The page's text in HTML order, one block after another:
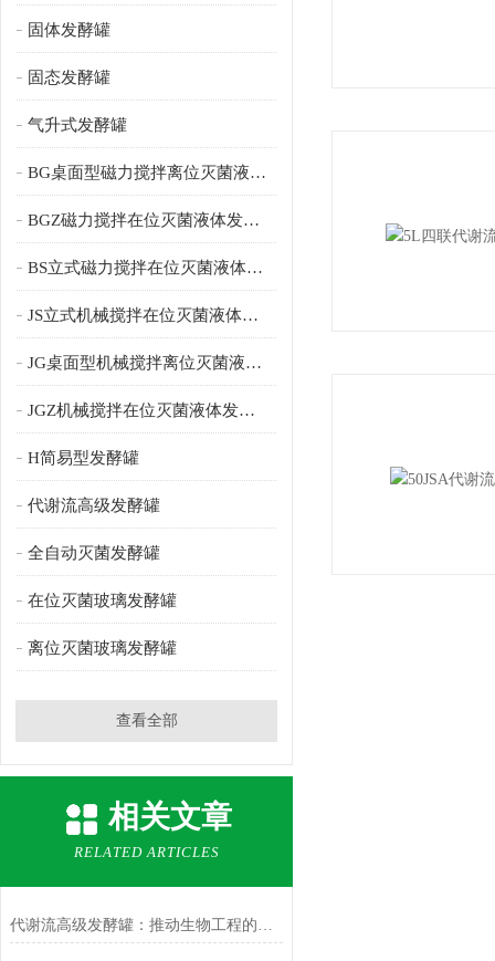
固体发酵罐
固态发酵罐
气升式发酵罐
BG桌面型磁力搅拌离位灭菌液体发酵罐
BGZ磁力搅拌在位灭菌液体发酵罐
BS立式磁力搅拌在位灭菌液体发酵罐
JS立式机械搅拌在位灭菌液体发酵罐
JG桌面型机械搅拌离位灭菌液体发酵罐
JGZ机械搅拌在位灭菌液体发酵罐
H简易型发酵罐
代谢流高级发酵罐
全自动灭菌发酵罐
在位灭菌玻璃发酵罐
离位灭菌玻璃发酵罐
查看全部
相关文章
RELATED ARTICLES
代谢流高级发酵罐：推动生物工程的未来